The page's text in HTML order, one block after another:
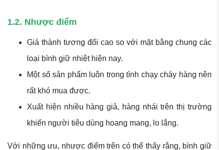
1.2. Nhược điểm
Giá thành tương đối cao so với mặt bằng chung các
loại bình giữ nhiệt hiện nay.
Một số sản phẩm luôn trong tình chạy cháy hàng nên
rất khó mua được.
Xuất hiện nhiều hàng giả, hàng nhái trên thị trường
khiến người tiêu dùng hoang mang, lo lắng.
Với những ưu, nhược điểm trên có thể thấy rằng, bình giữ